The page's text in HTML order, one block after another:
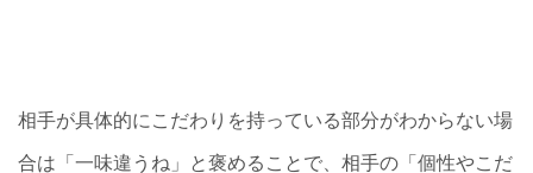
相手が具体的にこだわりを持っている部分がわからない場
合は「一味違うね」と褒めることで、相手の「個性やこだ